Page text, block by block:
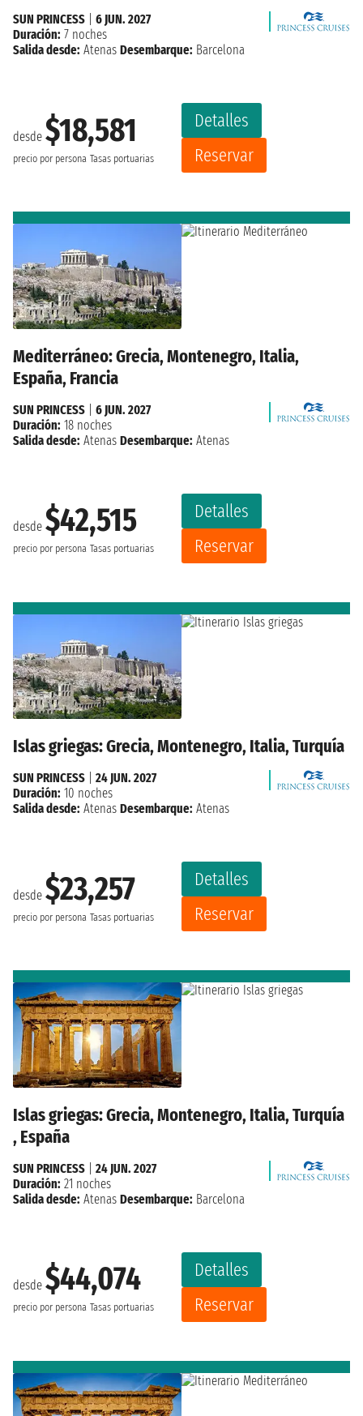
desde $18,581
precio por persona Tasas portuarias
Detalles
Reservar
SUN PRINCESS
6 JUN. 2027
Duración: 7 noches
Salida desde: Atenas Desembarque: Barcelona
Mediterráneo: Grecia, Montenegro, Italia,
España, Francia
desde $42,515
precio por persona Tasas portuarias
Detalles
Reservar
SUN PRINCESS
6 JUN. 2027
Duración: 18 noches
Salida desde: Atenas Desembarque: Atenas
Islas griegas: Grecia, Montenegro, Italia, Turquía
desde $23,257
precio por persona Tasas portuarias
Detalles
Reservar
SUN PRINCESS
24 JUN. 2027
Duración: 10 noches
Salida desde: Atenas Desembarque: Atenas
Islas griegas: Grecia, Montenegro, Italia, Turquía
, España
desde $44,074
precio por persona Tasas portuarias
Detalles
Reservar
SUN PRINCESS
24 JUN. 2027
Duración: 21 noches
Salida desde: Atenas Desembarque: Barcelona